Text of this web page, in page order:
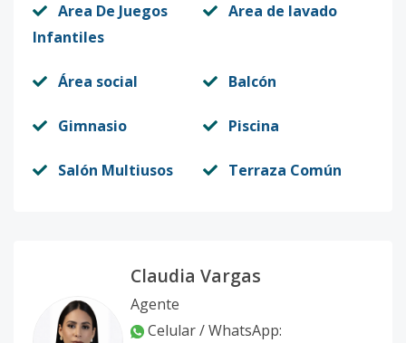
Area De Juegos
Infantiles
Area de lavado
Área social Balcón
Gimnasio Piscina
Salón Multiusos Terraza Común
Claudia Vargas
Agente
Celular / WhatsApp: